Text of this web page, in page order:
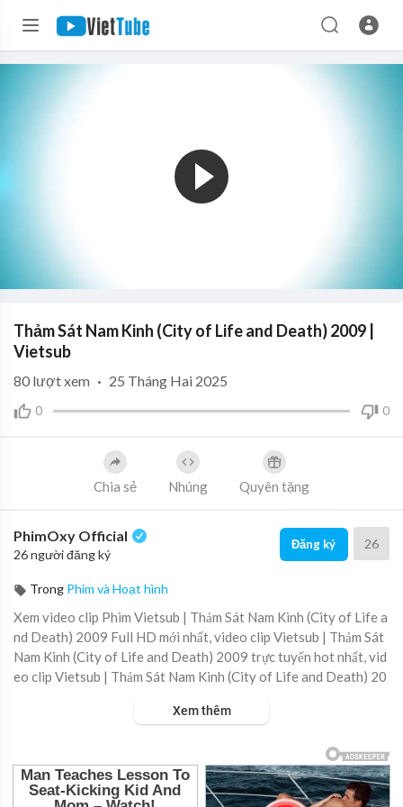
Thảm Sát Nam Kinh (City of Life and Death) 2009 |
Vietsub
0 0
80 lượt xem · 25 Tháng Hai 2025
Chia sẻ Nhúng Quyên tặng
PhimOxy Official
26 người đăng ký
Đăng ký 26
Trong Phim và Hoạt hình
Xem video clip Phim Vietsub | Thảm Sát Nam Kinh (City of Life a
nd Death) 2009 Full HD mới nhất, video clip Vietsub | Thảm Sát
Nam Kinh (City of Life and Death) 2009 trực tuyến hot nhất, vid
eo clip Vietsub | Thảm Sát Nam Kinh (City of Life and Death) 20
ng Quốc và Nhật Bản. Quân đội Nhật Bản đã chiếm được thành ph
ố Nam Kinh, lúc bấy giờ là thủ đô của Trung Quốc.
Xem thêm